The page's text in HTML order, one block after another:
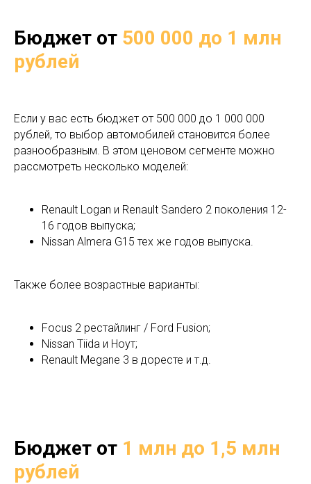
Бюджет от 500 000 до 1 млн
рублей
Если у вас есть бюджет от 500 000 до 1 000 000
рублей, то выбор автомобилей становится более
разнообразным. В этом ценовом сегменте можно
рассмотреть несколько моделей:
Renault Logan и Renault Sandero 2 поколения 12-
16 годов выпуска;
Nissan Almera G15 тех же годов выпуска.
Также более возрастные варианты:
Focus 2 рестайлинг / Ford Fusion;
Nissan Tiida и Ноут;
Renault Megane 3 в доресте и т.д.
Бюджет от 1 млн до 1,5 млн
рублей